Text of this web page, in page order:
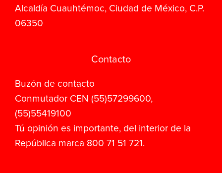
Alcaldía Cuauhtémoc, Ciudad de México, C.P.
06350
Contacto
Buzón de contacto
Conmutador CEN (55)57299600,
(55)55419100
Tú opinión es importante, del interior de la
República marca 800 71 51 721.